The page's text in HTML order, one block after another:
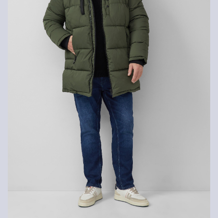
Chlorbleiche nicht möglich
Schonwaschgang 30°
Keine chemische Reinigung möglich
Nicht bügeln
Trocknen mit reduzierter thermischer Belastung
Die Rückgabegebühr beträgt 2,99 € für Gast und Fashion Card
Kunden. Für VIP Kunden entfällt die Rückgabegebühr. Die
Versandkosten für die Rücklieferung werden vom
Rückerstattungsbetrag abgezogen.
Gastkunden können ihre Artikel innerhalb von 14 Tagen nach
Erhalt der Ware an uns zurückschicken. Fashion Card und VIP
Kunden haben nach Erhalt der Ware 30 Tage Zeit, um ihre Artikel
an uns zurückzusenden.
Weitere Informationen sind unserer „Hilfe & FAQ
Deine Retoure kannst du HIER online anmelden.